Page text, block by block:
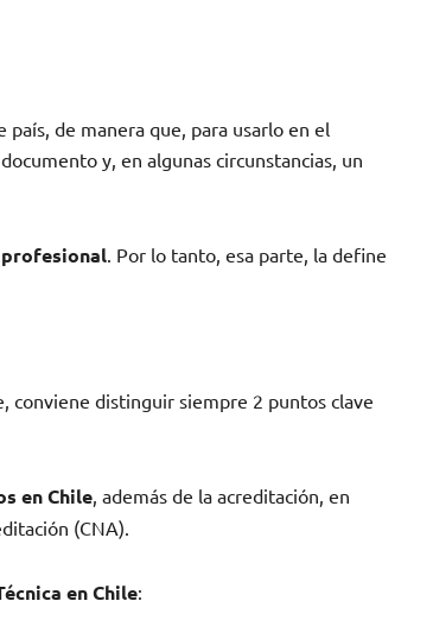
de manera que, para usarlo en el
y, en algunas circunstancias, un
. Por lo tanto, esa parte, la define
conviene distinguir siempre 2 puntos clave
en Chile, además de la acreditación, en
(CNA).
en Chile: